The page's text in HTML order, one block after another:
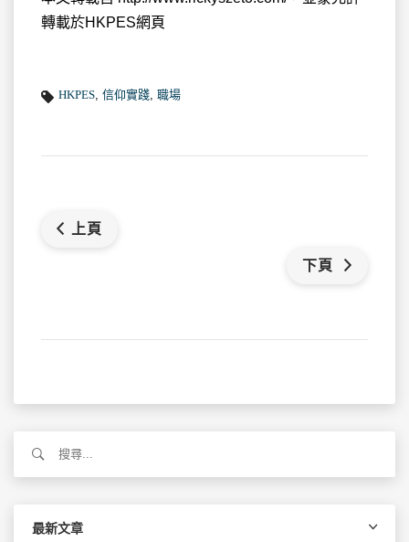
轉載於HKPES網頁
HKPES 信仰實踐 職場
上頁
下頁
關
最新文章